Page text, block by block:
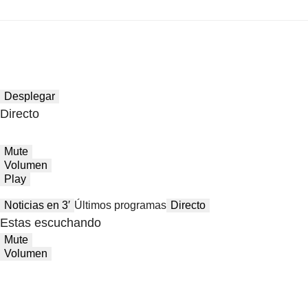
Desplegar
Directo
Mute
Volumen
Play
Noticias en 3′ Últimos programas Directo
Estas escuchando
Mute
Volumen